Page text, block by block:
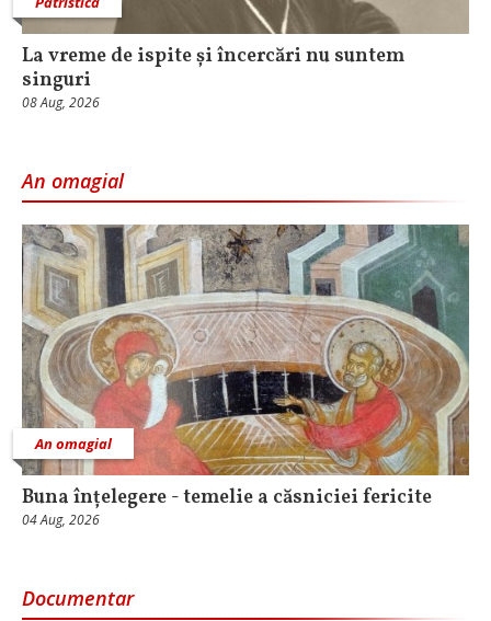
La vreme de ispite și încercări nu suntem
singuri
08 Aug, 2026
An omagial
An omagial
Buna înțelegere - temelie a căsniciei fericite
04 Aug, 2026
Documentar